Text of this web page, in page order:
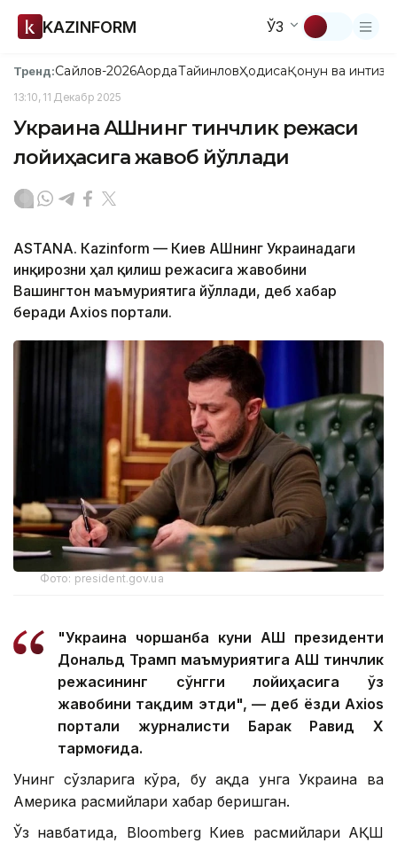
KAZINFORM ЎЗ
Тренд:Сайлов-2026АқордаТайинловҲодисаҚонун ва
13:10, 11 Декабр 2025
Украина АҚШнинг тинчлик режаси
лойиҳасига жавоб йўллади
ASTANA. Кazinform — Киев АҚШнинг Украинадаги
инқирозни ҳал қилиш режасига жавобини
Вашингтон маъмуриятига йўллади, деб хабар
беради Axios портали.
Фото: president.gov.ua
"Украина чоршанба куни АҚШ президенти
Дональд Трамп маъмуриятига АҚШ тинчлик
режасининг сўнгги лойиҳасига ўз
жавобини тақдим этди", — деб ёзди Axios
портали журналисти Барак Равид Х
тармоғида.
Унинг сўзларига кўра, бу ҳақда унга Украина ва
Америка расмийлари хабар беришган.
Ўз навбатида, Bloomberg Киев расмийлари АҚШ